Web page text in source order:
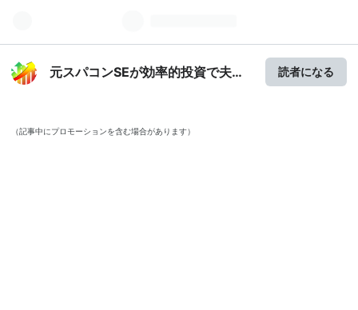
元スパコンSEが効率的投資で夫婦
読者になる
（記事中にプロモーションを含む場合があります）